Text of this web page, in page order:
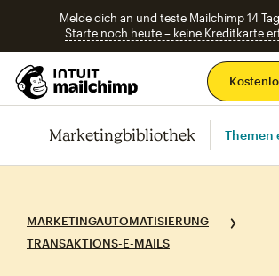
Melde dich an und teste Mailchimp 14
Starte noch heute – keine Kreditkarte
Marketingbibliothek Themen
MARKETINGAUTOMATISIERUNG
TRANSAKTIONS-E-MAILS